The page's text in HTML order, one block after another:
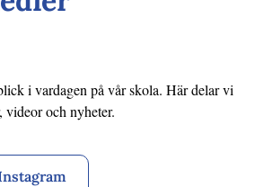
i vardagen på vår skola. Här delar vi
videor och nyheter.